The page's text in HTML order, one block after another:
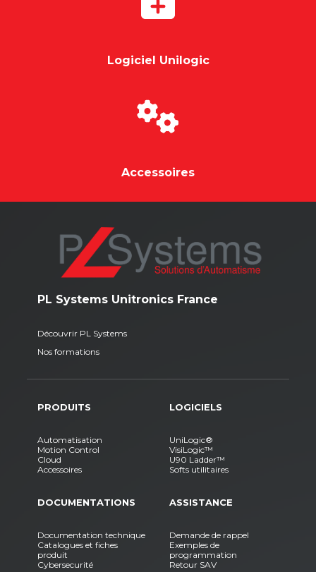
Logiciel Unilogic
Accessoires
PL Systems Unitronics France
Découvrir PL Systems
Nos formations
PRODUITS
Automatisation
Motion Control
Cloud
Accessoires
LOGICIELS
UniLogic®
VisiLogic™
U90 Ladder™
Softs utilitaires
DOCUMENTATIONS
Documentation technique
Catalogues et fiches
produit
Cybersecurité
ASSISTANCE
Demande de rappel
Exemples de
programmation
Retour SAV